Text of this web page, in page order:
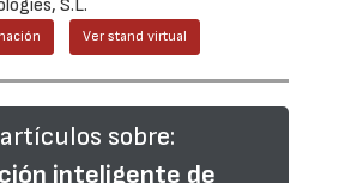
S.L.
Ver stand virtual
sobre:
inteligente de